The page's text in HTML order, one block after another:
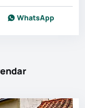
WhatsApp